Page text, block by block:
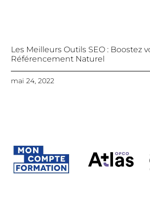
Les Meilleurs Outils SEO : Boostez
Référencement Naturel
mai 24, 2022